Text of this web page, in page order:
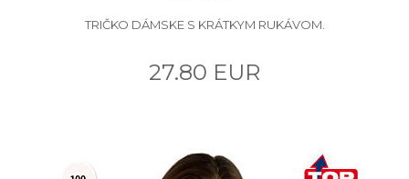
TRIČKO DÁMSKE S KRÁTKYM RUKÁVOM.
27.80 EUR